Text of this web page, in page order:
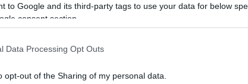
to Google and its third-party tags to use your data for below
consent section.
Data Processing Opt Outs
opt-out of the Sharing of my personal data.